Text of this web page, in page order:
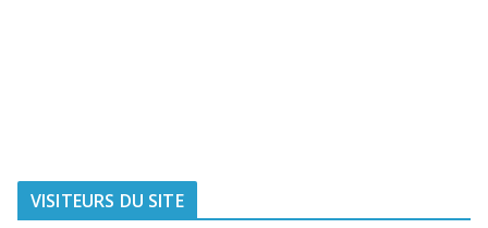
VISITEURS DU SITE